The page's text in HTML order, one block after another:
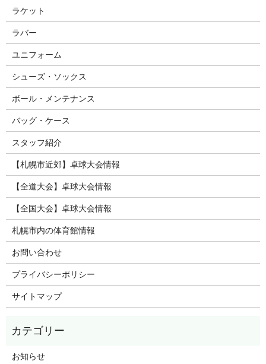
ラケット
ラバー
ユニフォーム
シューズ・ソックス
ボール・メンテナンス
バッグ・ケース
スタッフ紹介
【札幌市近郊】卓球大会情報
【全道大会】卓球大会情報
【全国大会】卓球大会情報
札幌市内の体育館情報
お問い合わせ
プライバシーポリシー
サイトマップ
お知らせ